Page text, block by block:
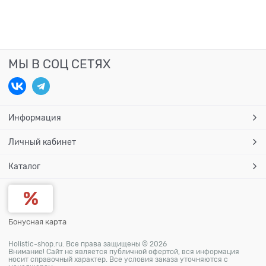
МЫ В СОЦ СЕТЯХ
Информация
Личный кабинет
Каталог
Бонусная карта
Holistic-shop.ru. Все права защищены © 2026
Внимание! Сайт не является публичной офертой, вся информация
носит справочный характер. Все условия заказа уточняются с